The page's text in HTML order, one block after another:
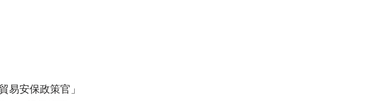
易安保政策官」